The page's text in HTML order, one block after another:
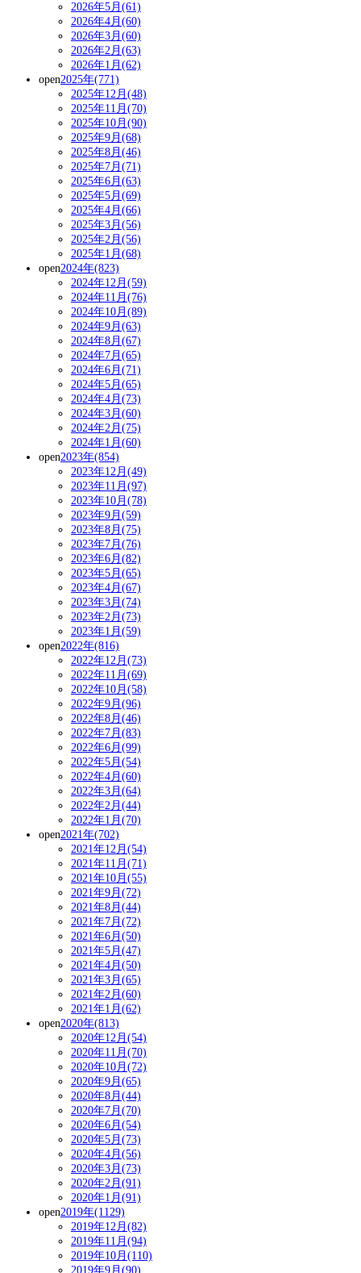
2026年5月(61)
2026年4月(60)
2026年3月(60)
2026年2月(63)
2026年1月(62)
open2025年(771)
2025年12月(48)
2025年11月(70)
2025年10月(90)
2025年9月(68)
2025年8月(46)
2025年7月(71)
2025年6月(63)
2025年5月(69)
2025年4月(66)
2025年3月(56)
2025年2月(56)
2025年1月(68)
open2024年(823)
2024年12月(59)
2024年11月(76)
2024年10月(89)
2024年9月(63)
2024年8月(67)
2024年7月(65)
2024年6月(71)
2024年5月(65)
2024年4月(73)
2024年3月(60)
2024年2月(75)
2024年1月(60)
open2023年(854)
2023年12月(49)
2023年11月(97)
2023年10月(78)
2023年9月(59)
2023年8月(75)
2023年7月(76)
2023年6月(82)
2023年5月(65)
2023年4月(67)
2023年3月(74)
2023年2月(73)
2023年1月(59)
open2022年(816)
2022年12月(73)
2022年11月(69)
2022年10月(58)
2022年9月(96)
2022年8月(46)
2022年7月(83)
2022年6月(99)
2022年5月(54)
2022年4月(60)
2022年3月(64)
2022年2月(44)
2022年1月(70)
open2021年(702)
2021年12月(54)
2021年11月(71)
2021年10月(55)
2021年9月(72)
2021年8月(44)
2021年7月(72)
2021年6月(50)
2021年5月(47)
2021年4月(50)
2021年3月(65)
2021年2月(60)
2021年1月(62)
open2020年(813)
2020年12月(54)
2020年11月(70)
2020年10月(72)
2020年9月(65)
2020年8月(44)
2020年7月(70)
2020年6月(54)
2020年5月(73)
2020年4月(56)
2020年3月(73)
2020年2月(91)
2020年1月(91)
open2019年(1129)
2019年12月(82)
2019年11月(94)
2019年10月(110)
2019年9月(90)